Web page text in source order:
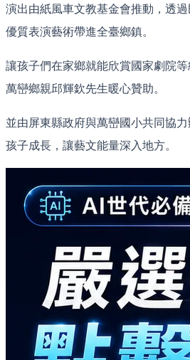
演出由紙風車文教基金會推動，透
優質表演藝術帶進全臺鄉鎮。
讓孩子們在家鄉就能欣賞國家劇院
萬巒鄉親邱輝欽先生暖心贊助。
並由屏東縣政府與萬巒國小共同協
孩子成長，讓藝文能量深入地方。